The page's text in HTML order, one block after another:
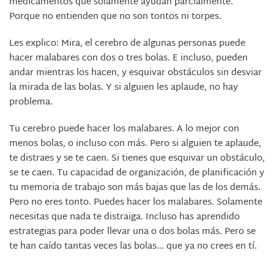
Porque no entienden que no son tontos ni torpes.
Les explico: Mira, el cerebro de algunas personas puede
hacer malabares con dos o tres bolas. E incluso, pueden
andar mientras los hacen, y esquivar obstáculos sin desviar
la mirada de las bolas. Y si alguien les aplaude, no hay
problema.
Tu cerebro puede hacer los malabares. A lo mejor con
menos bolas, o incluso con más. Pero si alguien te aplaude,
te distraes y se te caen. Si tienes que esquivar un obstáculo,
se te caen. Tu capacidad de organización, de planificación y
tu memoria de trabajo son más bajas que las de los demás.
Pero no eres tonto. Puedes hacer los malabares. Solamente
necesitas que nada te distraiga. Incluso has aprendido
estrategias para poder llevar una o dos bolas más. Pero se
te han caído tantas veces las bolas... que ya no crees en tí.